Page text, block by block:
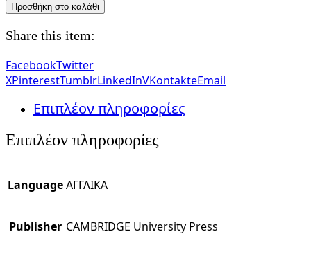
Προσθήκη στο καλάθι
Share this item:
FacebookTwitter
XPinterestTumblrLinkedInVKontakteEmail
Επιπλέον πληροφορίες
Επιπλέον πληροφορίες
LanguageΑΓΓΛΙΚΑ
Publisher CAMBRIDGE University Press